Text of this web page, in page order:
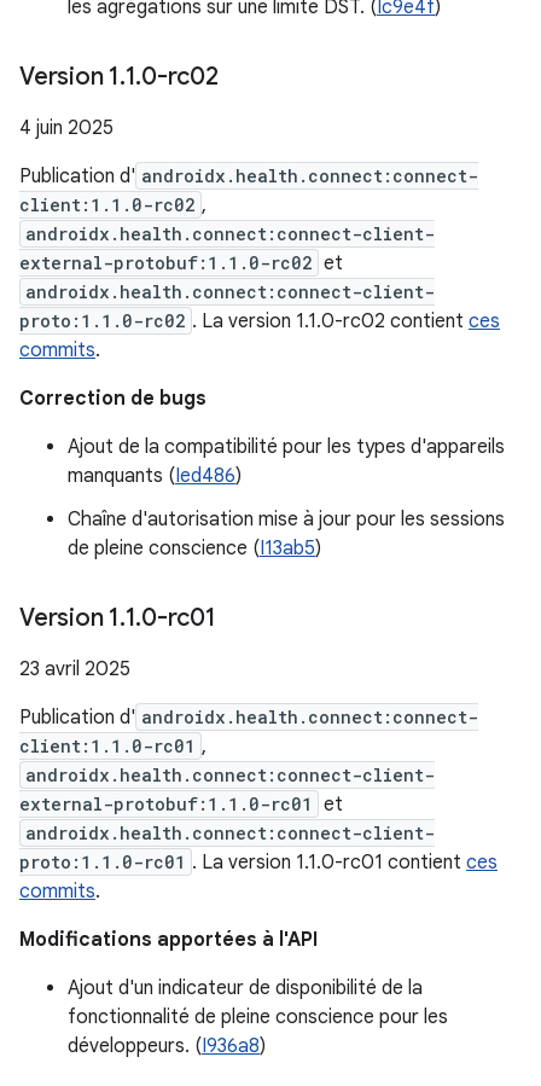
les agrégations sur une limite DST. (Ic9e4f)
Version 1.1.0-rc02
4 juin 2025
Publication d' androidx.health.connect:connect-
client:1.1.0-rc02 ,
androidx.health.connect:connect-client-
external-protobuf:1.1.0-rc02 et
androidx.health.connect:connect-client-
proto:1.1.0-rc02 . La version 1.1.0-rc02 contient ces
commits.
Correction de bugs
Ajout de la compatibilité pour les types d'appareils
manquants (Ied486)
Chaîne d'autorisation mise à jour pour les sessions
de pleine conscience (I13ab5)
Version 1.1.0-rc01
23 avril 2025
Publication d' androidx.health.connect:connect-
client:1.1.0-rc01 ,
androidx.health.connect:connect-client-
external-protobuf:1.1.0-rc01
et
androidx.health.connect:connect-client-
proto:1.1.0-rc01 . La version 1.1.0-rc01 contient ces
commits.
Modifications apportées à l'API
Ajout d'un indicateur de disponibilité de la
fonctionnalité de pleine conscience pour les
développeurs. (I936a8)